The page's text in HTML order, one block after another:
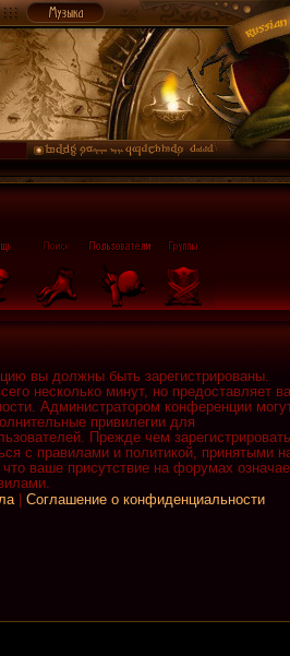
вы должны быть зарегистрированы.
несколько минут, но предоставляет
Администратором конференции
привилегии для
Прежде чем
с правилами и политикой, принятыми
ваше присутствие на форумах
| Соглашение о конфиденциальности